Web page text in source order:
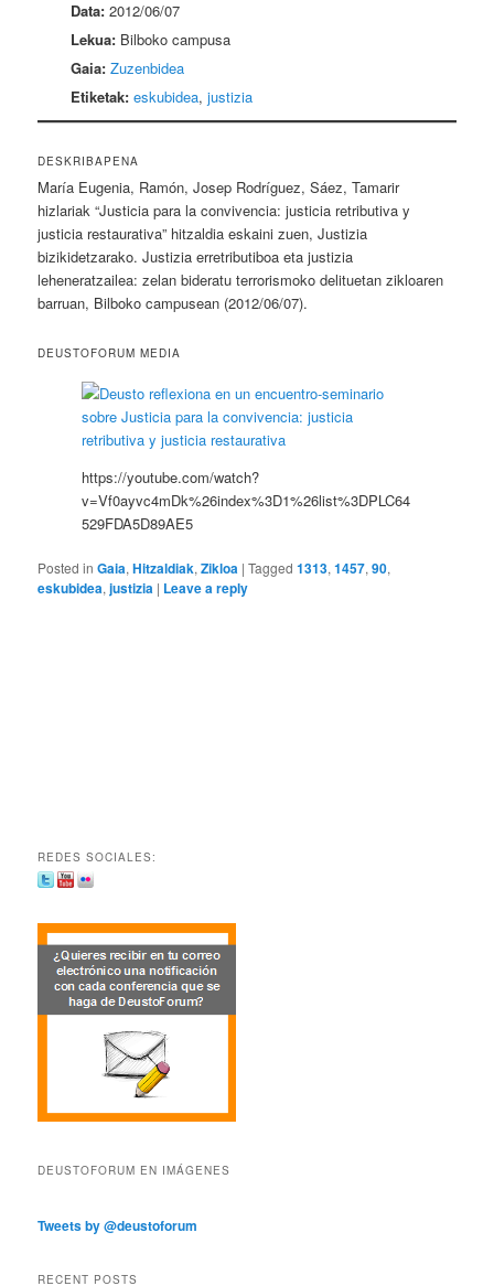
Data: 2012/06/07
Lekua: Bilboko campusa
Gaia: Zuzenbidea
Etiketak: eskubidea,justizia
DESKRIBAPENA
María Eugenia, Ramón, Josep Rodríguez, Sáez, Tamarir
hizlariak “Justicia para la convivencia: justicia retributiva y
justicia restaurativa” hitzaldia eskaini zuen, Justizia
bizikidetzarako. Justizia erretributiboa eta justizia
leheneratzailea: zelan bideratu terrorismoko delituetan zikloaren
barruan, Bilboko campusean (2012/06/07).
DEUSTOFORUM MEDIA
https://youtube.com/watch?
v=Vf0ayvc4mDk%26index%3D1%26list%3DPLC64
529FDA5D89AE5
Posted in Gaia,Hitzaldiak,Zikloa |Tagged 1313,1457,90,
eskubidea,justizia | Leave a reply
REDES SOCIALES:
DEUSTOFORUM EN IMÁGENES
Tweets by @deustoforum
RECENT POSTS